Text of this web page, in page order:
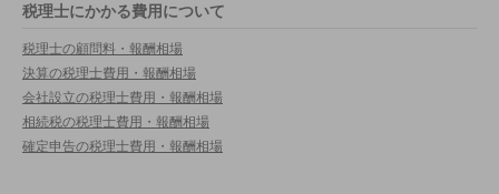
税理士にかかる費用について
税理士の顧問料・報酬相場
決算の税理士費用・報酬相場
会社設立の税理士費用・報酬相場
相続税の税理士費用・報酬相場
確定申告の税理士費用・報酬相場